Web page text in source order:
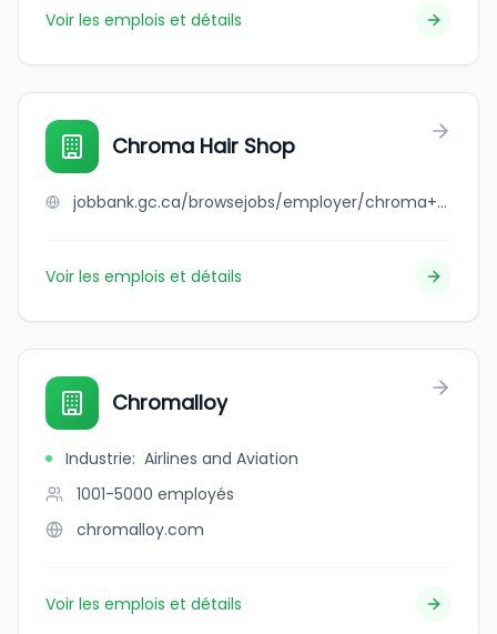
Voir les emplois et détails
Chroma Hair Shop
jobbank.gc.ca/browsejobs/employer/chroma+hair+shop/ca
Voir les emplois et détails
Chromalloy
Industrie: Airlines and Aviation
1001-5000 employés
chromalloy.com
Voir les emplois et détails